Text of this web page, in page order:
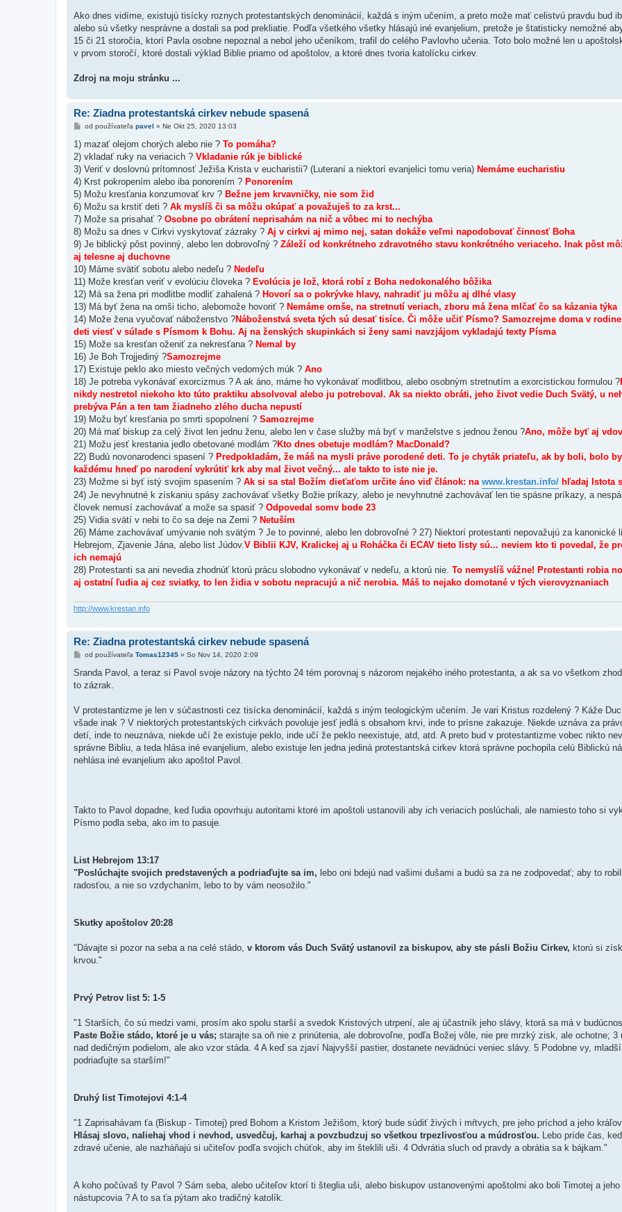
Ako dnes vidíme, existujú tisícky roznych protestantských denominácií, každá s iným učením, a preto može mať celistvú pravdu bud
alebo sú všetky nesprávne a dostali sa pod prekliatie. Podľa všetkého všetky hlásajú iné evanjelium, pretože je štatisticky nemožné
15 či 21 storočia, ktorí Pavla osobne nepoznal a nebol jeho učeníkom, trafil do celého Pavlovho učenia. Toto bolo možné len u
v prvom storočí, ktoré dostali výklad Biblie priamo od apoštolov, a ktoré dnes tvoria katolícku cirkev.
Zdroj na moju stránku ...
Re: Ziadna protestantská cirkev nebude spasená
P
p
e
o
k
od používateľa pavel » Ne Okt 25, 2020 13:03
1) mazať olejom chorých alebo nie ? To pomáha?
2) vkladať ruky na veriacich ? Vkladanie rúk je biblické
3) Veriť v doslovnú prítomnosť Ježiša Krista v eucharistii? (Luteraní a niektorí evanjelici tomu veria) Nemáme eucharistiu
4) Krst pokropením alebo iba ponorením ? Ponorením
5) Možu kresťania konzumovať krv ? Bežne jem krvavničky, nie som žid
6) Možu sa krstiť deti ? Ak myslíš či sa môžu okúpať a považuješ to za krst...
7) Može sa prisahať ? Osobne po obrátení neprisahám na nič a vôbec mi to nechýba
8) Možu sa dnes v Cirkvi vyskytovať zázraky ? Aj v cirkvi aj mimo nej, satan dokáže veľmi napodobovať činnosť Boha
9) Je biblický pôst povinný, alebo len dobrovoľný ? Záleží od konkrétneho zdravotného stavu konkrétného veriaceho. Inak pôst
aj telesne aj duchovne
10) Máme svätiť sobotu alebo nedeľu ? Nedeľu
11) Može kresťan veriť v evolúciu človeka ? Evolúcia je lož, ktorá robí z Boha nedokonalého bôžika
12) Má sa žena pri modlitbe modliť zahalená ? Hovorí sa o pokrývke hlavy, nahradiť ju môžu aj dlhé vlasy
13) Má byť žena na omši ticho, alebomože hovoriť ? Nemáme omše, na stretnutí veriach, zboru má žena mlčať čo sa kázania týka
14) Može žena vyučovať náboženstvo ?Náboženstvá sveta tých sú desať tisíce. Či môže učiť Písmo? Samozrejme doma v
deti viesť v súlade s Písmom k Bohu. Aj na ženských skupinkách si ženy sami navzjájom vykladajú texty Písma
15) Može sa kresťan oženiť za nekresťana ? Nemal by
16) Je Boh Trojjediný ?Samozrejme
17) Existuje peklo ako miesto večných vedomých múk ? Ano
18) Je potreba vykonávať exorcizmus ? A ak áno, máme ho vykonávať modlitbou, alebo osobným stretnutím a exorcistickou formulou ?
nikdy nestretol niekoho kto túto praktiku absolvoval alebo ju potreboval. Ak sa niekto obráti, jeho život vedie Duch Svätý, u
prebýva Pán a ten tam žiadneho zlého ducha nepustí
19) Možu byť kresťania po smrti spopolnení ? Samozrejme
20) Má mať biskup za celý život len jednu ženu, alebo len v čase služby má byť v manželstve s jednou ženou ?Ano, môže byť aj
21) Možu jesť krestania jedlo obetované modlám ?Kto dnes obetuje modlám? MacDonald?
22) Budú novonarodenci spasení ? Predpokladám, že máš na mysli práve porodené deti. To je chyták priateľu, ak by boli, bolo
každému hneď po narodení vykrútiť krk aby mal život večný... ale takto to iste nie je.
23) Možme si byť istý svojim spasením ? Ak si sa stal Božím dieťaťom určite áno viď článok: na www.krestan.info/ hľadaj Istota
24) Je nevyhnutné k získaniu spásy zachovávať všetky Božie príkazy, alebo je nevyhnutné zachovávať len tie spásne príkazy, a
človek nemusí zachovávať a može sa spasiť ? Odpovedal somv bode 23
25) Vidia svätí v nebi to čo sa deje na Zemi ? Netuším
26) Máme zachovávať umývanie noh svätým ? Je to povinné, alebo len dobrovoľné ? 27) Niektorí protestanti nepovažujú za kanonické
Hebrejom, Zjavenie Jána, alebo list Júdov.V Biblii KJV, Kralickej aj u Roháčka či ECAV tieto listy sú... neviem kto ti povedal, že
ich nemajú
28) Protestanti sa ani nevedia zhodnúť ktorú prácu slobodno vykonávať v nedeľu, a ktorú nie. To nemyslíš vážne! Protestanti robia
aj ostatní ľudia aj cez sviatky, to len židia v sobotu nepracujú a nič nerobia. Máš to nejako domotané v tých vierovyznaniach
http://www.krestan.info
Re: Ziadna protestantská cirkev nebude spasená
P
í
p
o
k
od používateľa Tomas12345» So Nov 14, 2020 2:09
Sranda Pavol, a teraz si Pavol svoje názory na týchto 24 tém porovnaj s názorom nejakého iného protestanta, a ak sa vo všetkom
to zázrak.
V protestantizme je len v súčastnosti cez tisícka denominácií, každá s iným teologickým učením. Je vari Kristus rozdelený ? Káže
všade inak ? V niektorých protestantských cirkvách povoluje jesť jedlá s obsahom krvi, inde to prísne zakazuje. Niekde uznáva za
detí, inde to neuznáva, niekde učí že existuje peklo, inde učí že peklo neexistuje, atd, atd. A preto bud v protestantizme vobec nikto
správne Bibliu, a teda hlása iné evanjelium, alebo existuje len jedna jediná protestantská cirkev ktorá správne pochopila celú Biblickú
nehlása iné evanjelium ako apoštol Pavol.
Takto to Pavol dopadne, ked ľudia opovrhuju autoritami ktoré im apoštoli ustanovili aby ich veriacich poslúchali, ale namiesto toho si
Písmo podla seba, ako im to pasuje.
List Hebrejom 13:17
"Poslúchajte svojich predstavených a podriaďujte sa im, lebo oni bdejú nad vašimi dušami a budú sa za ne zodpovedať; aby to
radosťou, a nie so vzdychaním, lebo to by vám neosožilo."
Skutky apoštolov 20:28
"Dávajte si pozor na seba a na celé stádo, v ktorom vás Duch Svätý ustanovil za biskupov, aby ste pásli Božiu Cirkev, ktorú si
krvou."
Prvý Petrov list 5: 1-5
"1 Starších, čo sú medzi vami, prosím ako spolu starší a svedok Kristových utrpení, ale aj účastník jeho slávy, ktorá sa má v
Paste Božie stádo, ktoré je u vás; starajte sa oň nie z prinútenia, ale dobrovoľne, podľa Božej vôle, nie pre mrzký zisk, ale ochotne; 3
nad dedičným podielom, ale ako vzor stáda. 4 A keď sa zjaví Najvyšší pastier, dostanete nevädnúci veniec slávy. 5 Podobne vy,
podriaďujte sa starším!"
Druhý list Timotejovi 4:1-4
"1 Zaprisahávam ťa (Biskup - Timotej) pred Bohom a Kristom Ježišom, ktorý bude súdiť živých i mŕtvych, pre jeho príchod a jeho
Hlásaj slovo, naliehaj vhod i nevhod, usvedčuj, karhaj a povzbudzuj so všetkou trpezlivosťou a múdrosťou. Lebo príde čas,
zdravé učenie, ale nazháňajú si učiteľov podľa svojich chúťok, aby im šteklili uši. 4 Odvrátia sluch od pravdy a obrátia sa k bájkam."
A koho počúvaš ty Pavol ? Sám seba, alebo učiteľov ktorí ti šteglia uši, alebo biskupov ustanovenými apoštolmi ako boli Timotej a jeho
nástupcovia ? A to sa ťa pýtam ako tradičný katolík.